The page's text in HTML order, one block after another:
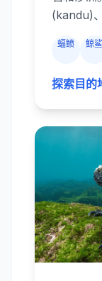
(kandu)
营养。
潜水中心
Thila、
和亚里环
瓦穆拉环
的珊瑚
型远洋生
蝠鲼 鲸鲨
探索目的